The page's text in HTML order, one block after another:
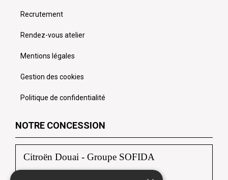
Recrutement
Rendez-vous atelier
Mentions légales
Gestion des cookies
Politique de confidentialité
NOTRE CONCESSION
Citroën Douai - Groupe SOFIDA